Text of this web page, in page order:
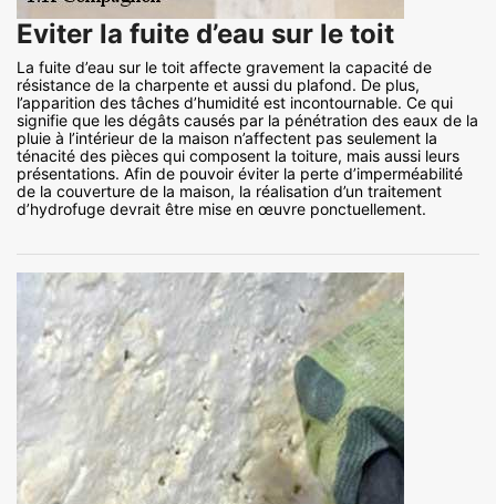
Eviter la fuite d’eau sur le toit
La fuite d’eau sur le toit affecte gravement la capacité de
résistance de la charpente et aussi du plafond. De plus,
l’apparition des tâches d’humidité est incontournable. Ce qui
signifie que les dégâts causés par la pénétration des eaux de la
pluie à l’intérieur de la maison n’affectent pas seulement la
ténacité des pièces qui composent la toiture, mais aussi leurs
présentations. Afin de pouvoir éviter la perte d’imperméabilité
de la couverture de la maison, la réalisation d’un traitement
d’hydrofuge devrait être mise en œuvre ponctuellement.